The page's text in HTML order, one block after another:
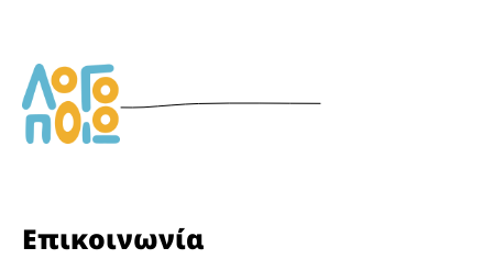
Επικοινωνία